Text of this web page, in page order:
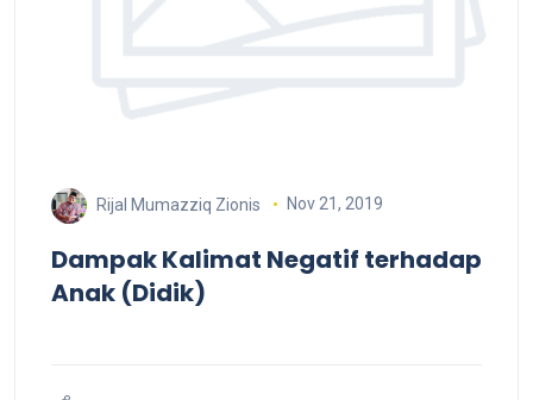
Rijal Mumazziq Zionis Nov 21, 2019
Dampak Kalimat Negatif terhadap
Anak (Didik)